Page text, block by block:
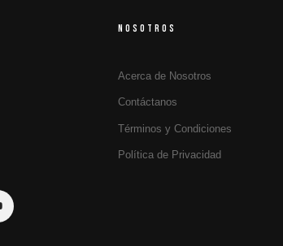
NOSOTROS
Acerca de Nosotros
Contáctanos
Términos y Condiciones
Política de Privacidad